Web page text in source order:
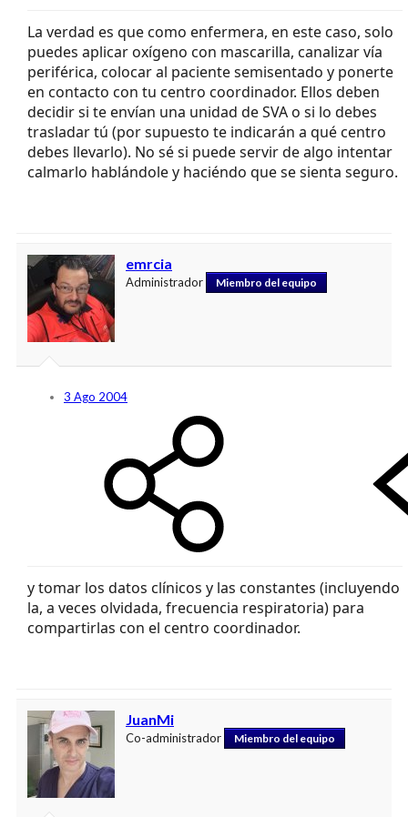
La verdad es que como enfermera, en este caso, solo
puedes aplicar oxígeno con mascarilla, canalizar vía
periférica, colocar al paciente semisentado y ponerte
en contacto con tu centro coordinador. Ellos deben
decidir si te envían una unidad de SVA o si lo debes
trasladar tú (por supuesto te indicarán a qué centro
debes llevarlo). No sé si puede servir de algo intentar
calmarlo hablándole y haciéndo que se sienta seguro.
emrcia
Administrador Miembro del equipo
3 Ago 2004
y tomar los datos clínicos y las constantes (incluyendo
la, a veces olvidada, frecuencia respiratoria) para
compartirlas con el centro coordinador.
JuanMi
Co-administrador Miembro del equipo